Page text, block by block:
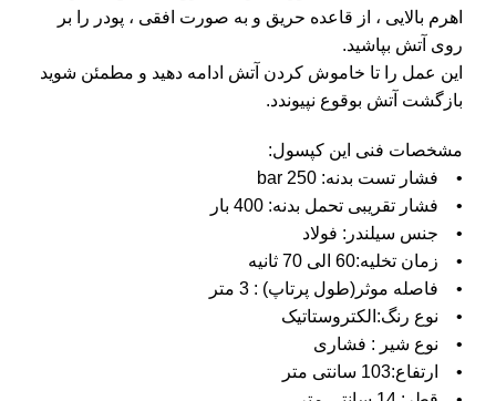
اهرم بالایی ، از قاعده حریق و به صورت افقی ، پودر را بر
روی آتش بپاشید.
این عمل را تا خاموش کردن آتش ادامه دهید و مطمئن شوید
بازگشت آتش بوقوع نپیوندد.
مشخصات فنی این کپسول:
• فشار تست بدنه: 250 bar
• فشار تقریبی تحمل بدنه: 400 بار
• جنس سیلندر: فولاد
• زمان تخلیه:60 الی 70 ثانیه
• فاصله موثر(طول پرتاپ) : 3 متر
• نوع رنگ:الکتروستاتیک
• نوع شیر : فشاری
• ارتفاع:103 سانتی متر